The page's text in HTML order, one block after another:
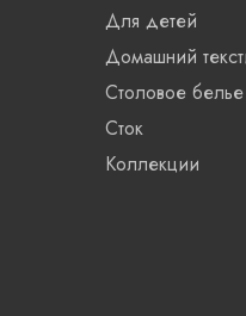
Для детей
Домашний
Столовое белье
Сток
Коллекции